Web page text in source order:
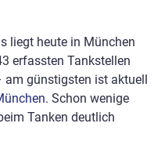
liegt heute in München
erfassten Tankstellen
günstigsten ist aktuell
. Schon wenige
Tanken deutlich